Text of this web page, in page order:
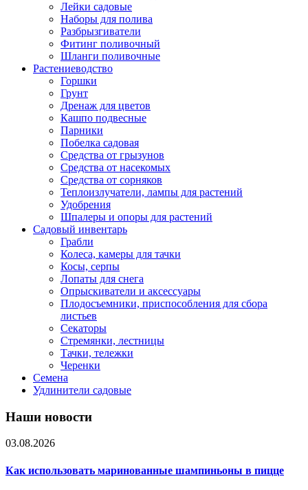
Лейки садовые
Наборы для полива
Разбрызгиватели
Фитинг поливочный
Шланги поливочные
Растениеводство
Горшки
Грунт
Дренаж для цветов
Кашпо подвесные
Парники
Побелка садовая
Средства от грызунов
Средства от насекомых
Средства от сорняков
Теплоизлучатели, лампы для растений
Удобрения
Шпалеры и опоры для растений
Садовый инвентарь
Грабли
Колеса, камеры для тачки
Косы, серпы
Лопаты для снега
Опрыскиватели и аксессуары
Плодосъемники, приспособления для сбора
листьев
Секаторы
Стремянки, лестницы
Тачки, тележки
Черенки
Семена
Удлинители садовые
Наши новости
03.08.2026
Как использовать маринованные шампиньоны в пицце